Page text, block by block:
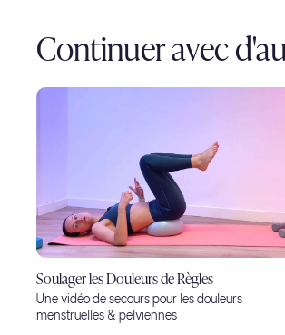
Continuer avec
Soulager les Douleurs de Règles
Une vidéo de secours pour les douleurs
menstruelles & pelviennes